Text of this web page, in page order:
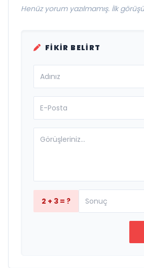
Henüz yorum yazılmamış. İlk
FIKIR BELIRT
2 + 3 = ?